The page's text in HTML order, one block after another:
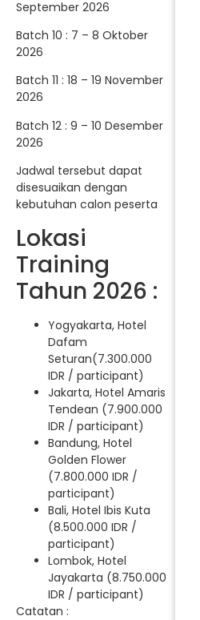
September 2026
Batch 10 : 7 – 8 Oktober
2026
Batch 11 : 18 – 19 November
2026
Batch 12 : 9 – 10 Desember
2026
Jadwal tersebut dapat
disesuaikan dengan
kebutuhan calon peserta
Lokasi
Training
Tahun 2026 :
Yogyakarta, Hotel
Dafam
Seturan(7.300.000
IDR / participant)
Jakarta, Hotel Amaris
Tendean (7.900.000
IDR / participant)
Bandung, Hotel
Golden Flower
(7.800.000 IDR /
participant)
Bali, Hotel Ibis Kuta
(8.500.000 IDR /
participant)
Lombok, Hotel
Jayakarta (8.750.000
IDR / participant)
Catatan :